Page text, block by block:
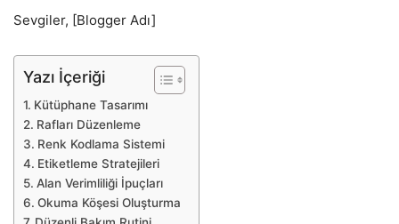
Sevgiler, [Blogger Adı]
Yazı İçeriği
Kütüphane Tasarımı
Rafları Düzenleme
Renk Kodlama Sistemi
Etiketleme Stratejileri
Alan Verimliliği İpuçları
Okuma Köşesi Oluşturma